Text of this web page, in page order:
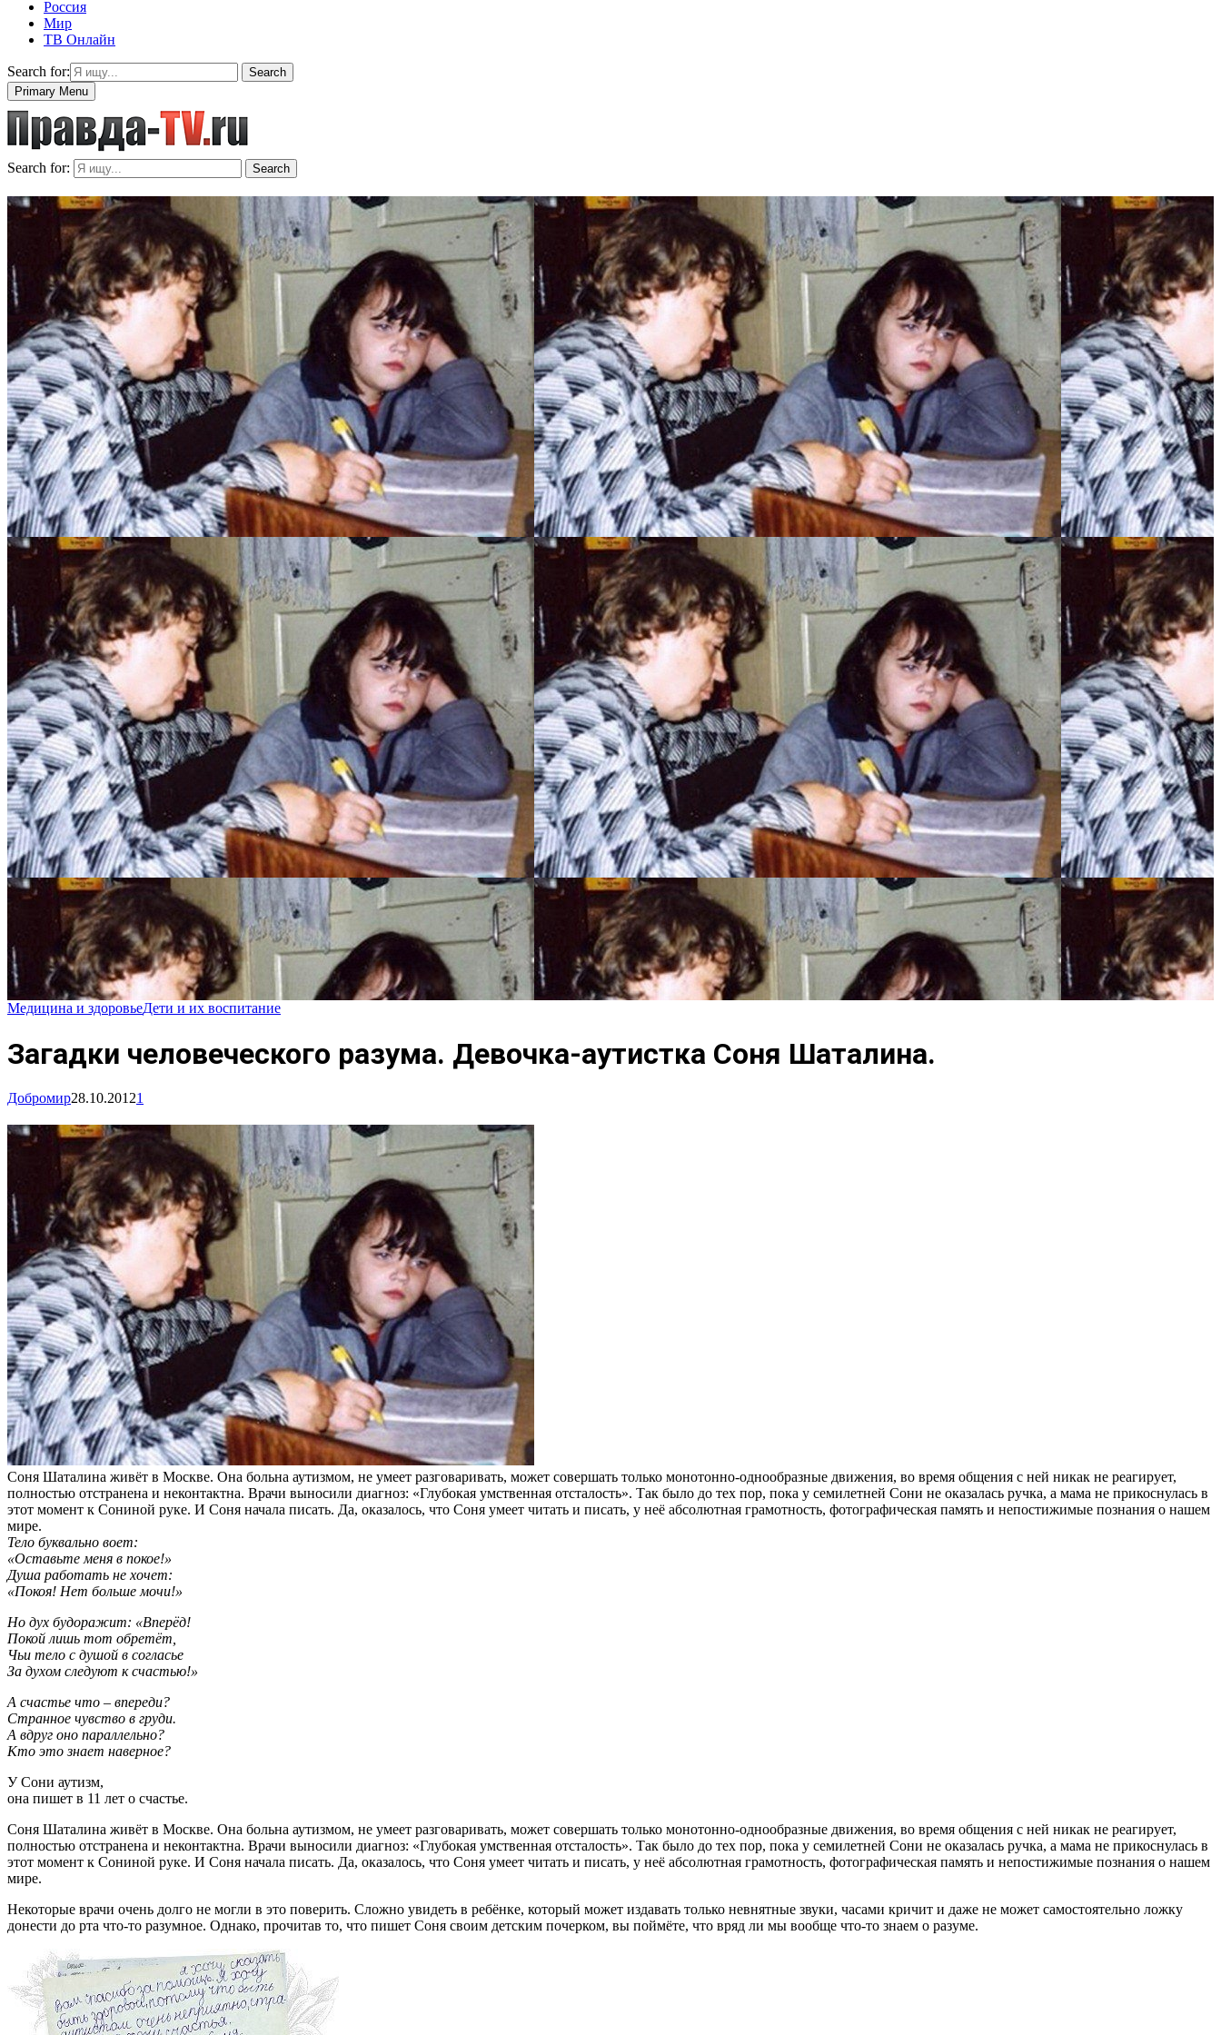
Россия
Мир
ТВ Онлайн
Search for:
Search
Primary Menu
Search for: Search
Медицина и здоровьеДети и их воспитание
Загадки человеческого разума. Девочка-аутистка Соня Шаталина.
Добромир28.10.20121
Соня Шаталина живёт в Москве. Она больна аутизмом, не умеет разговаривать, может совершать только монотонно-однообразные движения, во время общения с ней никак не реагирует,
полностью отстранена и неконтактна. Врачи выносили диагноз: «Глубокая умственная отсталость». Так было до тех пор, пока у семилетней Сони не оказалась ручка, а мама не прикоснулась в
этот момент к Сониной руке. И Соня начала писать. Да, оказалось, что Соня умеет читать и писать, у неё абсолютная грамотность, фотографическая память и непостижимые познания о нашем
мире.
Тело буквально воет:
«Оставьте меня в покое!»
Душа работать не хочет:
«Покоя! Нет больше мочи!»
Но дух будоражит: «Вперёд!
Покой лишь тот обретёт,
Чьи тело с душой в согласье
За духом следуют к счастью!»
А счастье что – впереди?
Странное чувство в груди.
А вдруг оно параллельно?
Кто это знает наверное?
У Сони аутизм,
она пишет в 11 лет о счастье.
Соня Шаталина живёт в Москве. Она больна аутизмом, не умеет разговаривать, может совершать только монотонно-однообразные движения, во время общения с ней никак не реагирует,
полностью отстранена и неконтактна. Врачи выносили диагноз: «Глубокая умственная отсталость». Так было до тех пор, пока у семилетней Сони не оказалась ручка, а мама не прикоснулась в
этот момент к Сониной руке. И Соня начала писать. Да, оказалось, что Соня умеет читать и писать, у неё абсолютная грамотность, фотографическая память и непостижимые познания о нашем
мире.
Некоторые врачи очень долго не могли в это поверить. Сложно увидеть в ребёнке, который может издавать только невнятные звуки, часами кричит и даже не может самостоятельно ложку
донести до рта что-то разумное. Однако, прочитав то, что пишет Соня своим детским почерком, вы поймёте, что вряд ли мы вообще что-то знаем о разуме.